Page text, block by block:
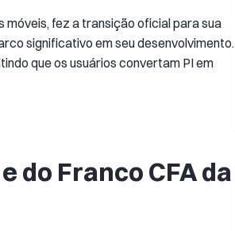
fez a transição oficial para sua
significativo em seu desenvolvimento.
que os usuários convertam PI em
do Franco CFA da